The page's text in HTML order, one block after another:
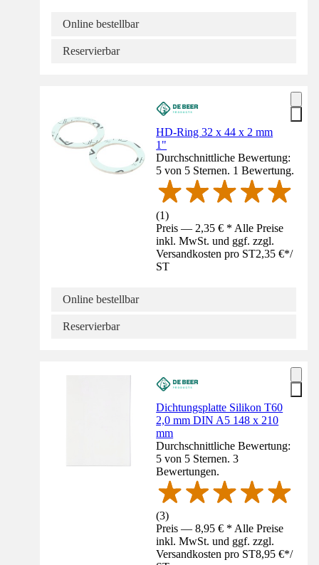
Online bestellbar
Reservierbar
HD-Ring 32 x 44 x 2 mm
1"
Durchschnittliche Bewertung:
5 von 5 Sternen. 1 Bewertung.
(1)
Preis — 2,35 € * Alle Preise
inkl. MwSt. und ggf. zzgl.
Versandkosten pro ST2,35 €*/
ST
Online bestellbar
Reservierbar
Dichtungsplatte Silikon T60
2,0 mm DIN A5 148 x 210
mm
Durchschnittliche Bewertung:
5 von 5 Sternen. 3
Bewertungen.
(3)
Preis — 8,95 € * Alle Preise
inkl. MwSt. und ggf. zzgl.
Versandkosten pro ST8,95 €*/